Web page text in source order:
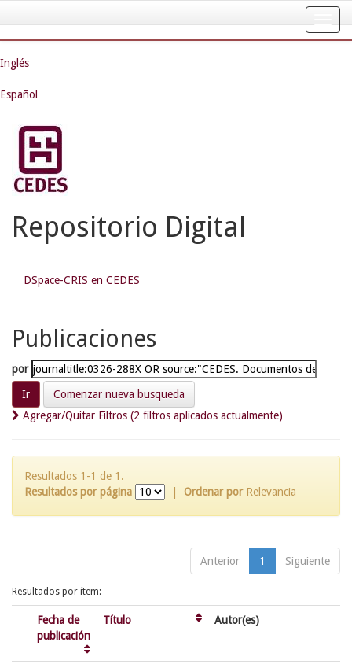
navigation
Inglés
Español
Repositorio Digital
DSpace-CRIS en CEDES
Publicaciones
por
Comenzar nueva busqueda
Agregar/Quitar Filtros (2 filtros aplicados actualmente)
Resultados 1-1 de 1.
Resultados por página
Ordenar por Relevancia
Anterior 1 Siguiente
Resultados por ítem:
Fecha de
publicación
Título Autor(es)